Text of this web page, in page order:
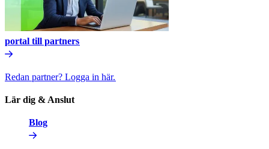
portal till partners​​
Redan partner? Logga in här.​​
Lär dig & Anslut​​
Blog​​